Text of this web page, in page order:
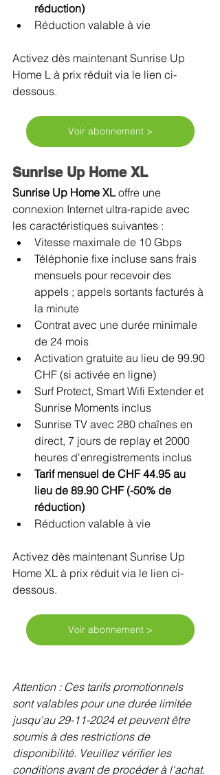
réduction)
Réduction valable à vie
Activez dès maintenant Sunrise Up
Home L à prix réduit via le lien ci-
dessous.
Voir abonnement >
Sunrise Up Home XL
Sunrise Up Home XL offre une
connexion Internet ultra-rapide avec
les caractéristiques suivantes :
Vitesse maximale de 10 Gbps
Téléphonie fixe incluse sans frais
mensuels pour recevoir des
appels ; appels sortants facturés à
la minute
Contrat avec une durée minimale
de 24 mois
Activation gratuite au lieu de 99.90
CHF (si activée en ligne)
Surf Protect, Smart Wifi Extender et
Sunrise Moments inclus
Sunrise TV avec 280 chaînes en
direct, 7 jours de replay et 2000
heures d'enregistrements inclus
Tarif mensuel de CHF 44.95 au
lieu de 89.90 CHF (-50% de
réduction)
Réduction valable à vie
Activez dès maintenant Sunrise Up
Home XL à prix réduit via le lien ci-
dessous.
Voir abonnement >
Attention : Ces tarifs promotionnels
sont valables pour une durée limitée
jusqu'au 29-11-2024 et peuvent être
soumis à des restrictions de
disponibilité. Veuillez vérifier les
conditions avant de procéder à l'achat.